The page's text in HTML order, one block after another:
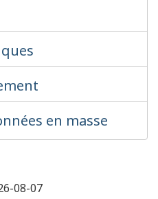
en masse
08-07